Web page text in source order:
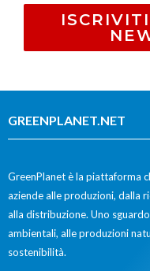
GREENPLANET.NET
GreenPlanet è la piattaforma
aziende alle produzioni, dalla
alla distribuzione. Uno
ambientali, alle produzioni
sostenibilità.